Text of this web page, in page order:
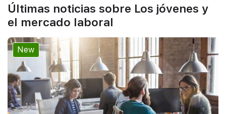
Últimas noticias sobre Los jóvenes y
el mercado laboral
New